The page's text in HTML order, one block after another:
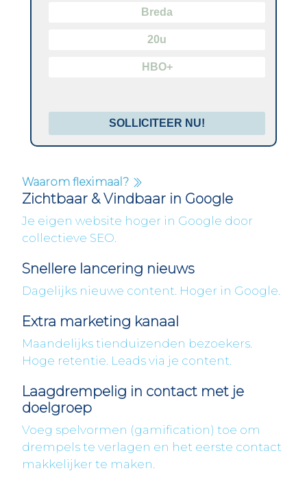
Breda
20u
HBO+
SOLLICITEER NU!
Waarom fleximaal?
Zichtbaar & Vindbaar in Google
Je eigen website hoger in Google door
collectieve SEO.
Snellere lancering nieuws
Dagelijks nieuwe content. Hoger in Google.
Extra marketing kanaal
Maandelijks tienduizenden bezoekers.
Hoge retentie. Leads via je content.
Laagdrempelig in contact met je
doelgroep
Voeg spelvormen (gamification) toe om
drempels te verlagen en het eerste contact
makkelijker te maken.